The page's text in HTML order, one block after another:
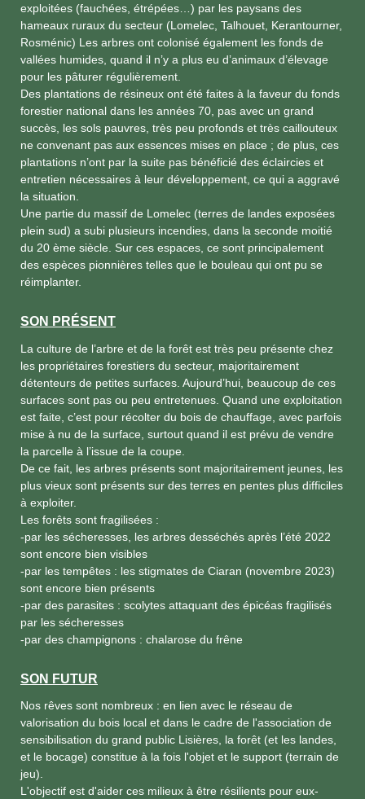
exploitées (fauchées, étrépées…) par les paysans des
hameaux ruraux du secteur (Lomelec, Talhouet, Kerantourner,
Rosménic) Les arbres ont colonisé également les fonds de
vallées humides, quand il n’y a plus eu d’animaux d’élevage
pour les pâturer régulièrement.
Des plantations de résineux ont été faites à la faveur du fonds
forestier national dans les années 70, pas avec un grand
succès, les sols pauvres, très peu profonds et très caillouteux
ne convenant pas aux essences mises en place ; de plus, ces
plantations n’ont par la suite pas bénéficié des éclaircies et
entretien nécessaires à leur développement, ce qui a aggravé
la situation.
Une partie du massif de Lomelec (terres de landes exposées
plein sud) a subi plusieurs incendies, dans la seconde moitié
du 20 ème siècle. Sur ces espaces, ce sont principalement
des espèces pionnières telles que le bouleau qui ont pu se
réimplanter.
SON PRÉSENT
La culture de l’arbre et de la forêt est très peu présente chez
les propriétaires forestiers du secteur, majoritairement
détenteurs de petites surfaces. Aujourd’hui, beaucoup de ces
surfaces sont pas ou peu entretenues. Quand une exploitation
est faite, c’est pour récolter du bois de chauffage, avec parfois
mise à nu de la surface, surtout quand il est prévu de vendre
la parcelle à l’issue de la coupe.
De ce fait, les arbres présents sont majoritairement jeunes, les
plus vieux sont présents sur des terres en pentes plus difficiles
à exploiter.
Les forêts sont fragilisées :
-par les sécheresses, les arbres desséchés après l’été 2022
sont encore bien visibles
-par les tempêtes : les stigmates de Ciaran (novembre 2023)
sont encore bien présents
-par des parasites : scolytes attaquant des épicéas fragilisés
par les sécheresses
-par des champignons : chalarose du frêne
SON FUTUR
Nos rêves sont nombreux : en lien avec le réseau de
valorisation du bois local et dans le cadre de l'association de
sensibilisation du grand public Lisières, la forêt (et les landes,
et le bocage) constitue à la fois l'objet et le support (terrain de
jeu).
L'objectif est d'aider ces milieux à être résilients pour eux-